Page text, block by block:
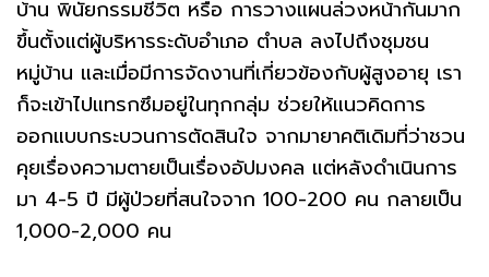
บ้าน พินัยกรรมชีวิต หรือ การวางแผนล่วงหน้ากันมาก
ขึ้นตั้งแต่ผู้บริหารระดับอำเภอ ตำบล ลงไปถึงชุมชน
หมู่บ้าน และเมื่อมีการจัดงานที่เกี่ยวข้องกับผู้สูงอายุ เรา
ก็จะเข้าไปแทรกซึมอยู่ในทุกกลุ่ม ช่วยให้แนวคิดการ
ออกแบบกระบวนการตัดสินใจ จากมายาคติเดิมที่ว่าชวน
คุยเรื่องความตายเป็นเรื่องอัปมงคล แต่หลังดำเนินการ
มา 4-5 ปี มีผู้ป่วยที่สนใจจาก 100-200 คน กลายเป็น
1,000-2,000 คน